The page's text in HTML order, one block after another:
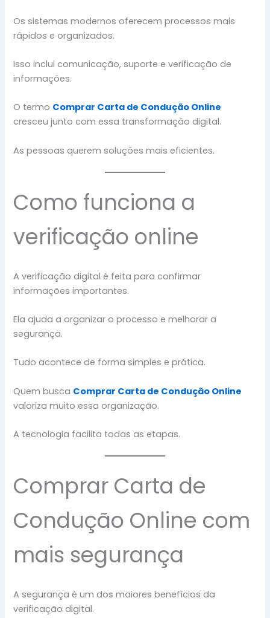
Os sistemas modernos oferecem processos mais
rápidos e organizados.
Isso inclui comunicação, suporte e verificação de
informações.
O termo Comprar Carta de Condução Online
cresceu junto com essa transformação digital.
As pessoas querem soluções mais eficientes.
Como funciona a
verificação online
A verificação digital é feita para confirmar
informações importantes.
Ela ajuda a organizar o processo e melhorar a
segurança.
Tudo acontece de forma simples e prática.
Quem busca Comprar Carta de Condução Online
valoriza muito essa organização.
A tecnologia facilita todas as etapas.
Comprar Carta de
Condução Online com
mais segurança
A segurança é um dos maiores benefícios da
verificação digital.